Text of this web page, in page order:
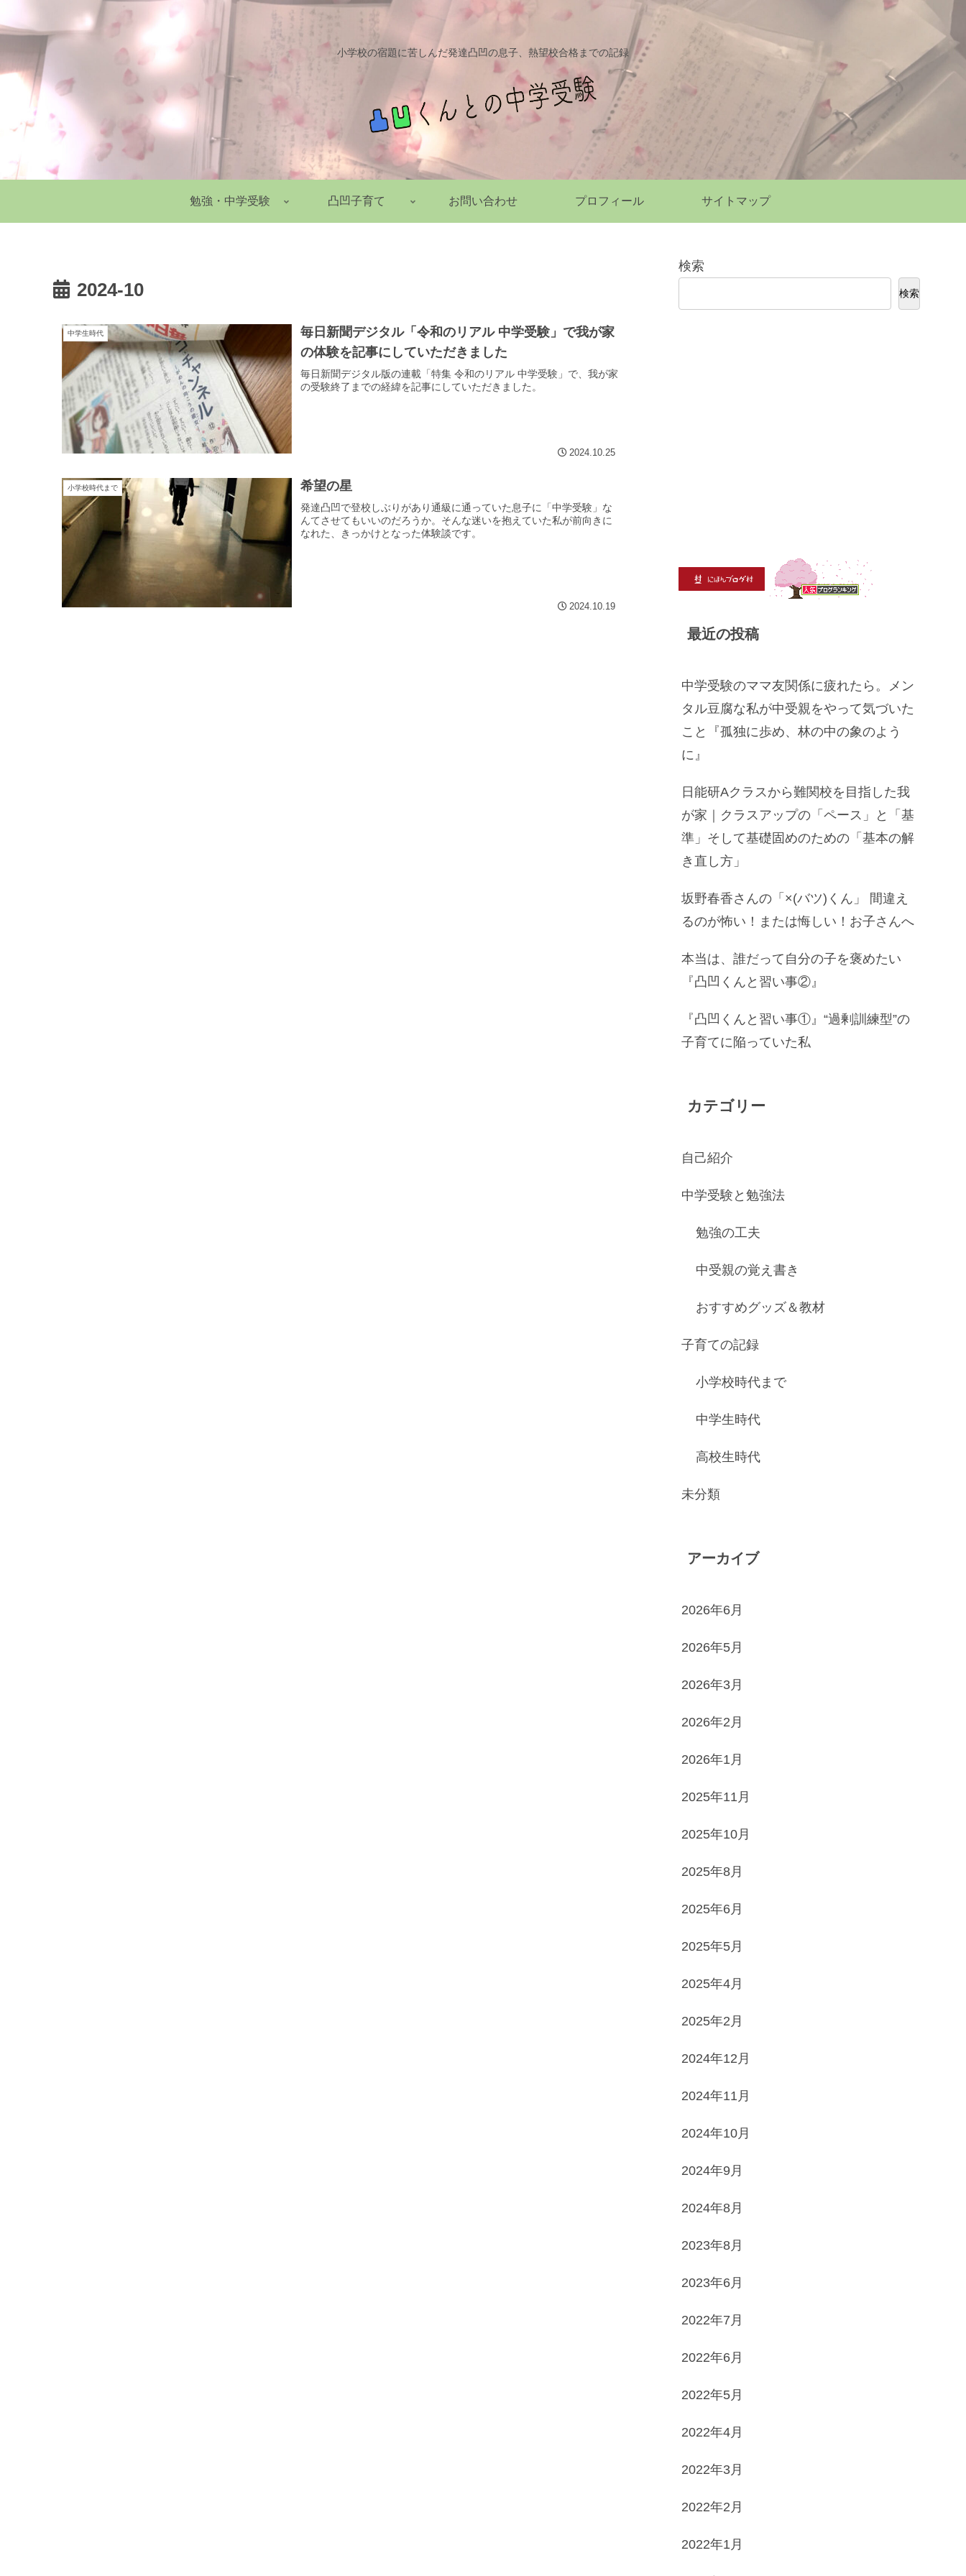
小学校の宿題に苦しんだ発達凸凹の息子、熱望校合格までの記録
勉強・中学受験 凸凹子育て お問い合わせ プロフィール サイトマップ
2024-10
中学生時代
毎日新聞デジタル「令和のリアル 中学受験」で我が家
の体験を記事にしていただきました
毎日新聞デジタル版の連載「特集 令和のリアル 中学受験」で、我が家
の受験終了までの経緯を記事にしていただきました。
2024.10.25
小学校時代まで 希望の星
発達凸凹で登校しぶりがあり通級に通っていた息子に「中学受験」な
んてさせてもいいのだろうか。そんな迷いを抱えていた私が前向きに
なれた、きっかけとなった体験談です。
2024.10.19
検索
検索
最近の投稿
中学受験のママ友関係に疲れたら。メン
タル豆腐な私が中受親をやって気づいた
こと『孤独に歩め、林の中の象のよう
に』
日能研Aクラスから難関校を目指した我
が家｜クラスアップの「ペース」と「基
準」そして基礎固めのための「基本の解
き直し方」
坂野春香さんの「×(バツ)くん」 間違え
るのが怖い！または悔しい！お子さんへ
本当は、誰だって自分の子を褒めたい
『凸凹くんと習い事②』
『凸凹くんと習い事①』“過剰訓練型”の
子育てに陥っていた私
カテゴリー
自己紹介
中学受験と勉強法
勉強の工夫
中受親の覚え書き
おすすめグッズ＆教材
子育ての記録
小学校時代まで
中学生時代
高校生時代
未分類
アーカイブ
2026年6月
2026年5月
2026年3月
2026年2月
2026年1月
2025年11月
2025年10月
2025年8月
2025年6月
2025年5月
2025年4月
2025年2月
2024年12月
2024年11月
2024年10月
2024年9月
2024年8月
2023年8月
2023年6月
2022年7月
2022年6月
2022年5月
2022年4月
2022年3月
2022年2月
2022年1月